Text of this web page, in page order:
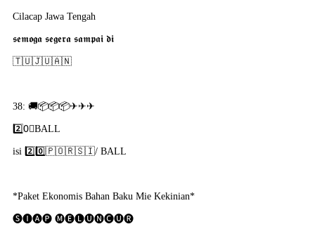
Cilacap Jawa Tengah
𝖘𝖊𝖒𝖔𝖌𝖆 𝖘𝖊𝖌𝖊𝖗𝖆 𝖘𝖆𝖒𝖕𝖆𝖎 𝖉𝖎
🇹​🇺​🇯​🇺​🇦​🇳
38: 🚚📦📦📦✈✈✈
2️⃣0⃣BALL
isi 2️⃣0️⃣🇵​🇴​🇷​🇸​🇮​/ BALL
*Paket Ekonomis Bahan Baku Mie Kekinian*
🅢🅘🅐🅟 🅜🅔🅛🅤🅝🅒🅤🅡